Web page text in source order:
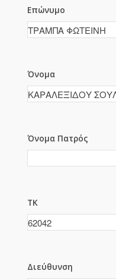
Επώνυμο
Όνομα
Όνομα Πατρός
ΤΚ
Διεύθυνση